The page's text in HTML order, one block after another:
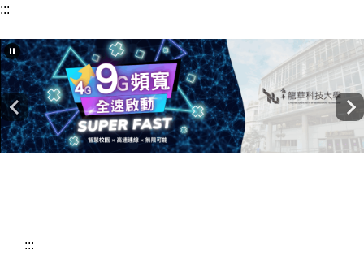
跳
主
要
內
容
區
:::
:::